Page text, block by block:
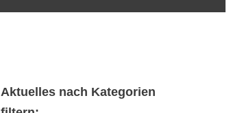
Aktuelles nach Kategorien